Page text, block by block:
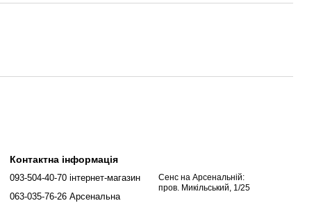
Контактна інформація
093-504-40-70 інтернет-магазин
063-035-76-26 Арсенальна
Сенс на Арсенальній:
пров. Микільський, 1/25